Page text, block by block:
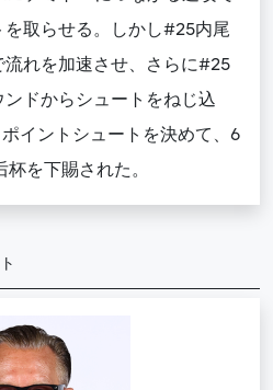
取らせる。しかし#25内尾
れを加速させ、さらに#25
ドからシュートをねじ込
イントシュートを決めて、6
を下賜された。